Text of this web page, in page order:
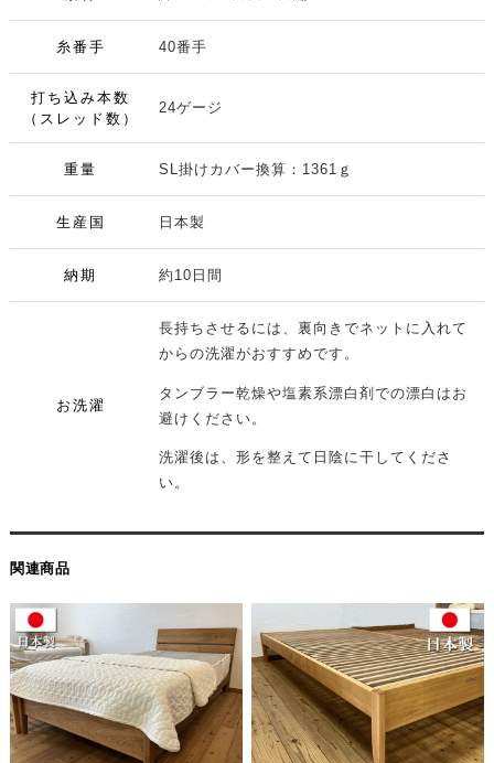
糸番手 40番手
打ち込み本数
（スレッド数）
24ゲージ
重量 SL掛けカバー換算：1361ｇ
生産国 日本製
納期 約10日間
お洗濯
長持ちさせるには、裏向きでネットに入れて
からの洗濯がおすすめです。
タンブラー乾燥や塩素系漂白剤での漂白はお
避けください。
洗濯後は、形を整えて日陰に干してくださ
い。
関連商品